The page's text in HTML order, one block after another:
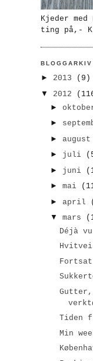
Kjeder
ting på,-
BLOGGARKIV
► 2013
(9)
▼ 2012
►
►
► august
► juli
► juni
► mai
► april
▼ mars
Déjà
Tiden
Min